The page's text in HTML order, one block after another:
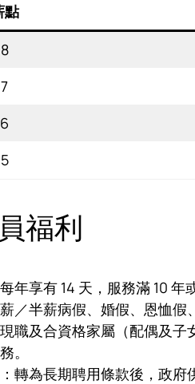
點
8
7
6
5
福利
年享有 14 天，服務滿 10 年
／半薪病假、婚假、恩恤假
職及合資格家屬（配偶及
。
轉為長期聘用條款後，政府